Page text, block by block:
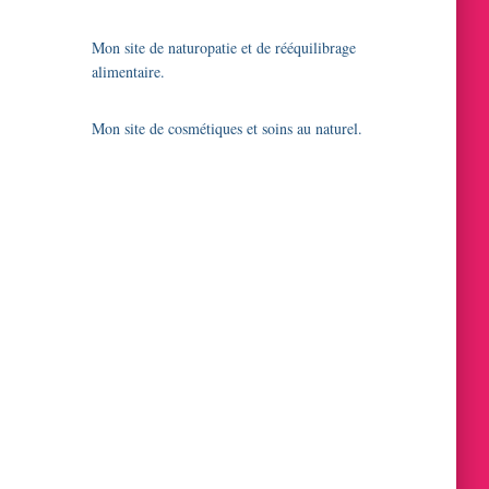
Mon site de naturopatie et de rééquilibrage
alimentaire.
Mon site de cosmétiques et soins au naturel.